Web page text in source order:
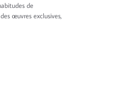
de
œuvres exclusives,